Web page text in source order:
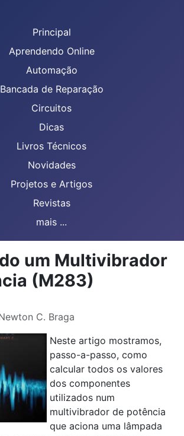
Principal
Aprendendo Online
Automação
Bancada de Reparação
Circuitos
Dicas
Livros Técnicos
Novidades
Projetos e Artigos
Revistas
mais ...
um Multivibrador
(M283)
C. Braga
Neste artigo mostramos,
passo-a-passo, como
calcular todos os valores
dos componentes
utilizados num
multivibrador de potência
que aciona uma lâmpada